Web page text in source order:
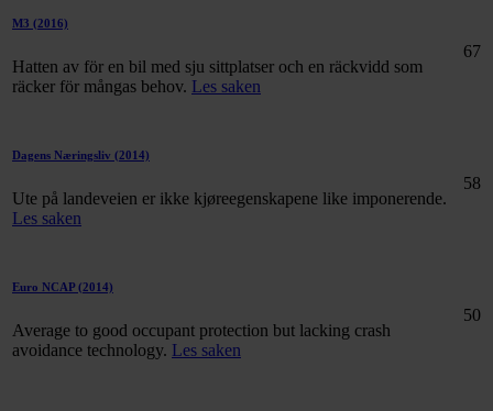
M3 (2016)
Hatten av för en bil med sju sittplatser och en räckvidd som
räcker för mångas behov. Les saken
67
Dagens Næringsliv (2014)
Ute på landeveien er ikke kjøreegenskapene like imponerende.
Les saken
58
Euro NCAP (2014)
Average to good occupant protection but lacking crash
avoidance technology. Les saken
50